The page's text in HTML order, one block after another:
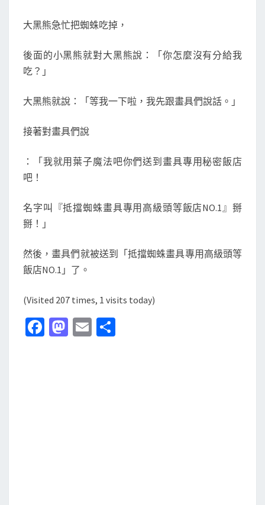
大黑熊急忙把蜘蛛吃掉，
後面的小黑熊就對大黑熊說：「你怎麼沒有分給我
吃？」
大黑熊就說：「等我一下啦，我先跟畫具們說話。」
接著對畫具們說
：「我就用葉子魔法吧你們送到畫具專用秘密飯店
吧！
名字叫『抵擋蜘蛛畫具專用高級頭等飯店NO.1』掰
掰！」
然後，畫具們就被送到「抵擋蜘蛛畫具專用高級頭等
飯店NO.1」了。
(Visited 207 times, 1 visits today)
Fa M E